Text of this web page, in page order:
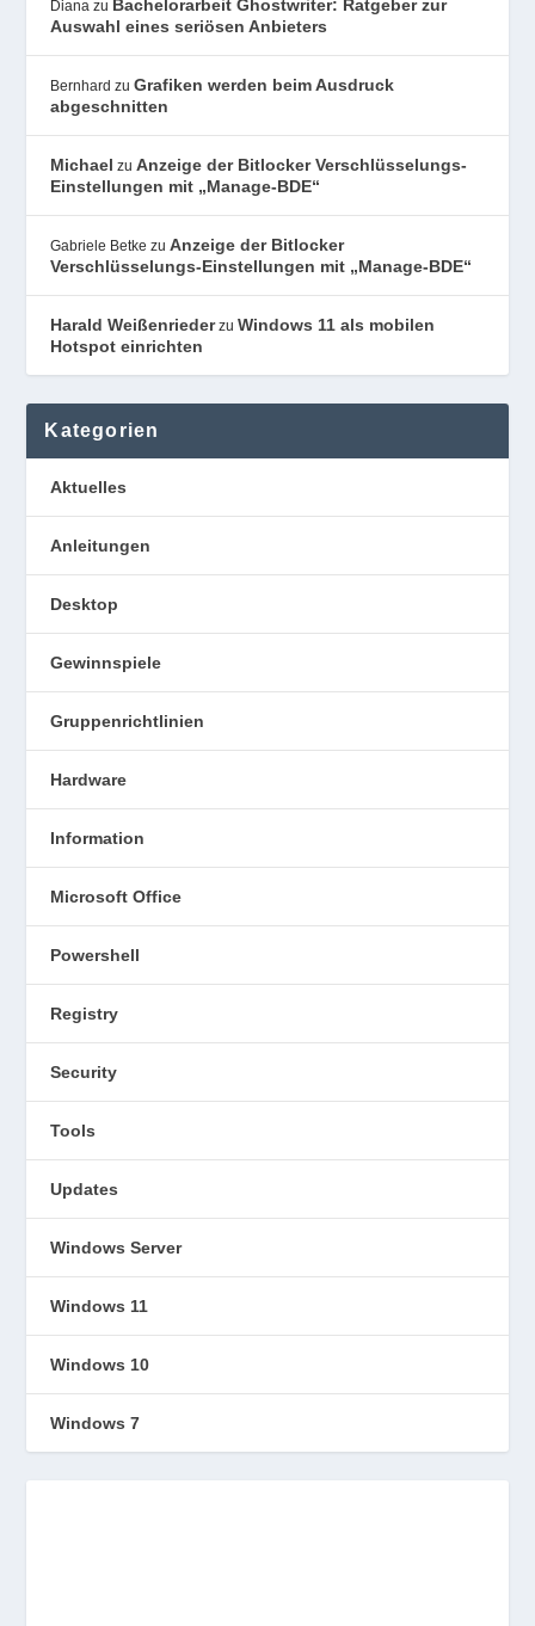
Diana zu Bachelorarbeit Ghostwriter: Ratgeber zur
Auswahl eines seriösen Anbieters
Bernhard zuGrafiken werden beim Ausdruck
abgeschnitten
Michael zuAnzeige der Bitlocker Verschlüsselungs-
Einstellungen mit „Manage-BDE“
Gabriele Betke zuAnzeige der Bitlocker
Verschlüsselungs-Einstellungen mit „Manage-BDE“
Harald WeißenriederzuWindows 11 als mobilen
Hotspot einrichten
Kategorien
Aktuelles
Anleitungen
Desktop
Gewinnspiele
Gruppenrichtlinien
Hardware
Information
Microsoft Office
Powershell
Registry
Security
Tools
Updates
Windows Server
Windows 11
Windows 10
Windows 7